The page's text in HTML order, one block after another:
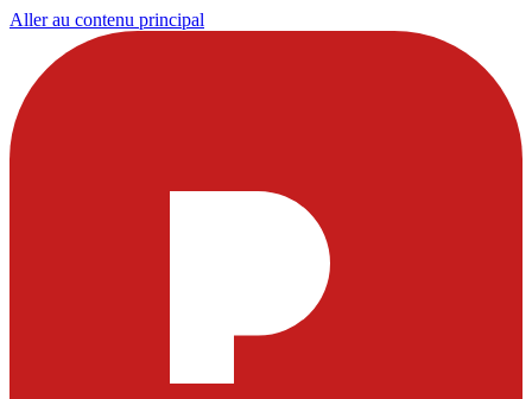
Aller au contenu principal